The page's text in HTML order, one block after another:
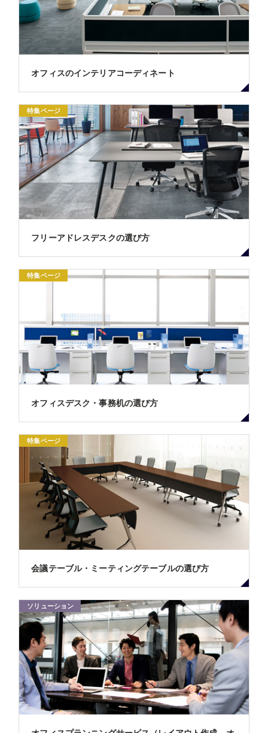
オフィスのインテリアコーディネート
特集ページ
フリーアドレスデスクの選び方
特集ページ
オフィスデスク・事務机の選び方
特集ページ
会議テーブル・ミーティングテーブルの選び方
ソリューション